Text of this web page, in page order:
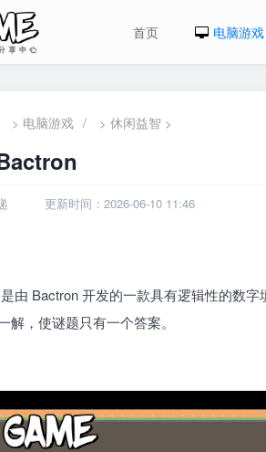
首页 电脑游戏
> 电脑游戏 / > 休闲益智 >
更新时间：2026-06-10 11:46
由 Bactron 开发的一款具有逻辑性的数
解，使谜题只有一个答案。